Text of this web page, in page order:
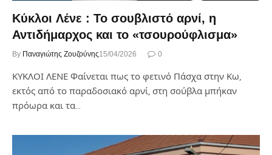
Kύκλοι Λένε : Το σουβλιστό αρνί, η
Αντιδήμαρχος και το «τσουρούφλισμα»
By Παναγιώτης Ζουζούνης15/04/2026 0
ΚΥΚΛΟΙ ΛΕΝΕ Φαίνεται πως το φετινό Πάσχα στην Κω,
εκτός από το παραδοσιακό αρνί, στη σούβλα μπήκαν
πρόωρα και τα…